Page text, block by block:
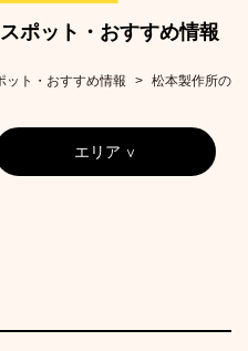
ポット・おすすめ情報
ット・おすすめ情報
松本製作所の
エリア